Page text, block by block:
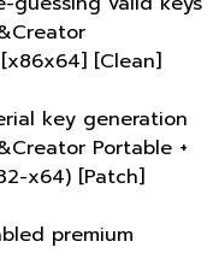
[Clean]
key generation
Portable +
x64) [Patch]
premium